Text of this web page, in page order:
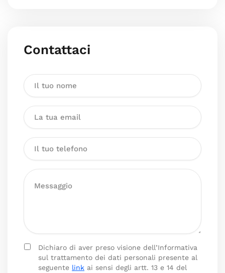
Contattaci
Dichiaro di aver preso visione dell’Informativa
sul trattamento dei dati personali presente al
seguente link ai sensi degli artt. 13 e 14 del